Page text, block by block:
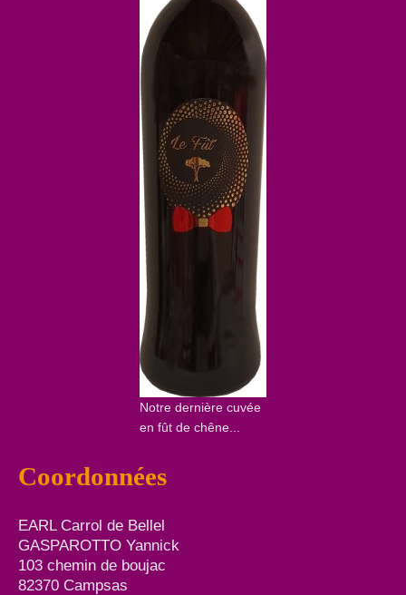
Notre dernière cuvée
en fût de chêne...
Coordonnées
EARL Carrol de Bellel
GASPAROTTO Yannick
103 chemin de boujac
82370 Campsas